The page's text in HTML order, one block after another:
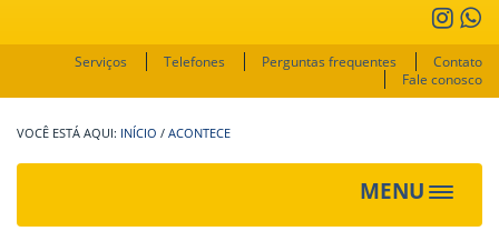
Serviços Telefones Perguntas frequentes
Contato
Fale conosco
INÍCIO / ACONTECE
MENU
Toggle